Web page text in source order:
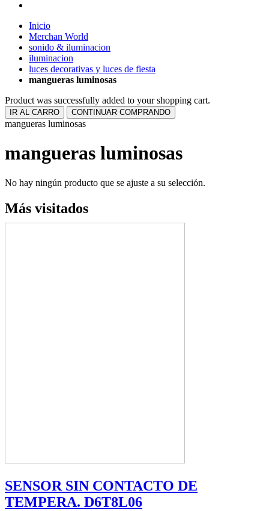
Inicio
Merchan World
sonido & iluminacion
iluminacion
luces decorativas y luces de fiesta
mangueras luminosas
Product was successfully added to your shopping cart.
IR AL CARRO CONTINUAR COMPRANDO
mangueras luminosas
mangueras luminosas
No hay ningún producto que se ajuste a su selección.
Más visitados
SENSOR SIN CONTACTO DE
TEMPERA. D6T8L06